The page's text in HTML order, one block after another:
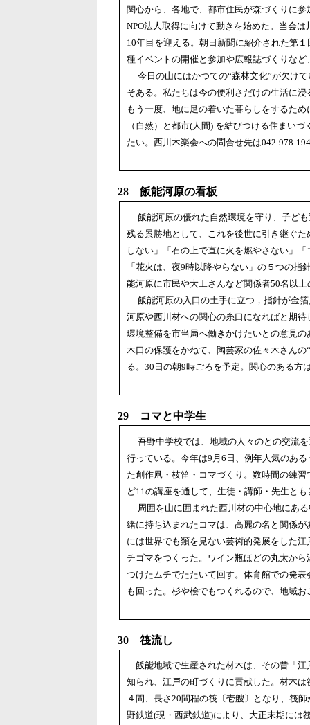
関心から、各地で、都市住民が森づくりに
NPO法人取得に向けて動きを始めた。当会
10年目を迎える。朝日新聞に紹介された第
種イベントの開催と参加や広報誌づくりな
今日の山にはかつての“森林文化”が欠け
そある。私たちは今の便利さだけの生活に
もう一度、地に足の着いた暮らしをするた
（自然）と都市(人間) を結びつける住まい
たい。西川木楽会への問合せ先は
28 飯能河原の看板
飯能河原の優れた自然環境を守り、子ど
残る景勝地として、これを後世に引き継ぐ
しない」「石の上で直に火を燃やさない」
「花火は、夜9時以降やらない」の５つの
能河原に市民や大工さんなど関係者50名以
飯能河原の入口の土手に立つ，指針が金
河原や西川材への関心の糸口になればと期
環境整備を市当局へ働きかけたいとの意見
木口の保護をかねて、陶芸家の佐々木さん
る。30日の朝9時ごろを予定。関心のある方
29 コマと中学生
吾野中学校では、地域の人々のとの交流
行っている。今年は9月6日、例年人気のあ
た創作凧・枝笛・コマづくり。数時間の練
ど11の講座を通して、生徒・講師・先生と
周囲を山に囲まれた西川材の中心地にあ
緒に持ち込まれたコマは、高麗の名と関係
には世界でも類を見ない芸術的発展をした
チゴマをつくった。ワイン瓶ほどの丸太か
つけたムチでたたいて回す。体育館での発
も回った。杉や桧でもつくれるので、地域
30 筏流し
飯能地域で生産された材木は、その昔「
知られ、江戸の町づくりに貢献した。材木
４間、長さ20間程の筏〔壱艘〕となり、筏
野鉄道(現・西武鉄道)により、大正末期には